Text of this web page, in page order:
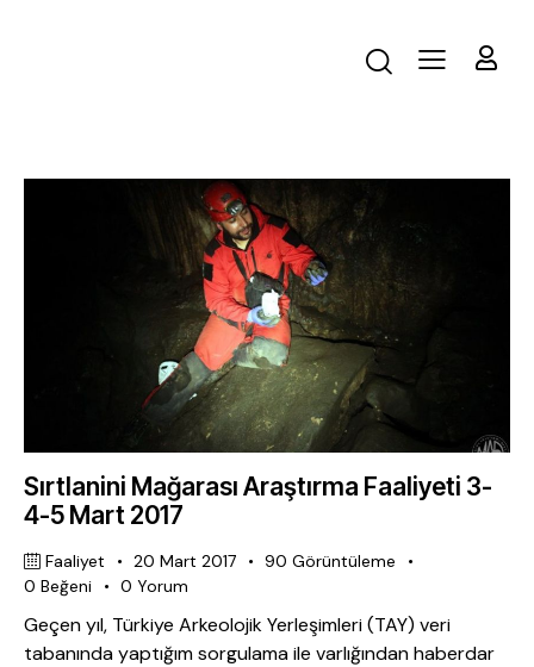
Sırtlanini Mağarası Araştırma Faaliyeti 3-
4-5 Mart 2017
Faaliyet 20 Mart 2017 90 Görüntüleme
0 Beğeni 0 Yorum
Geçen yıl, Türkiye Arkeolojik Yerleşimleri (TAY) veri
tabanında yaptığım sorgulama ile varlığından haberdar